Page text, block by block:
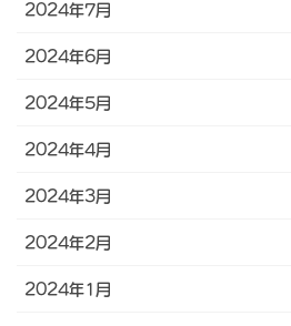
2024年7月
2024年6月
2024年5月
2024年4月
2024年3月
2024年2月
2024年1月